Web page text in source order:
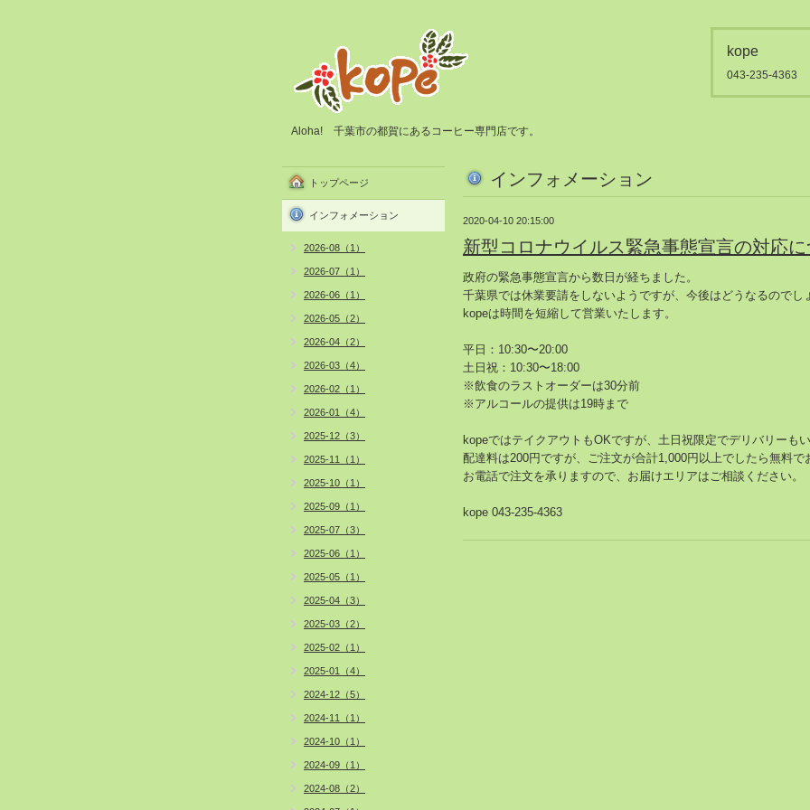
kope
043-235-4363
Aloha! 千葉市の都賀にあるコーヒー専門店です。
インフォメーション
2020-04-10 20:15:00
新型コロナウイルス緊急事態宣言の対応に
政府の緊急事態宣言から数日が経ちました。
千葉県では休業要請をしないようですが、今後はどうなるので
kopeは時間を短縮して営業いたします。
平日：10:30〜20:00
土日祝：10:30〜18:00
※飲食のラストオーダーは30分前
※アルコールの提供は19時まで
kopeではテイクアウトもOKですが、土日祝限定でデリバリーも
配達料は200円ですが、ご注文が合計1,000円以上でしたら無料で
お電話で注文を承りますので、お届けエリアはご相談ください。
kope 043-235-4363
トップページ
インフォメーション
2026-08（1）
2026-07（1）
2026-06（1）
2026-05（2）
2026-04（2）
2026-03（4）
2026-02（1）
2026-01（4）
2025-12（3）
2025-11（1）
2025-10（1）
2025-09（1）
2025-07（3）
2025-06（1）
2025-05（1）
2025-04（3）
2025-03（2）
2025-02（1）
2025-01（4）
2024-12（5）
2024-11（1）
2024-10（1）
2024-09（1）
2024-08（2）